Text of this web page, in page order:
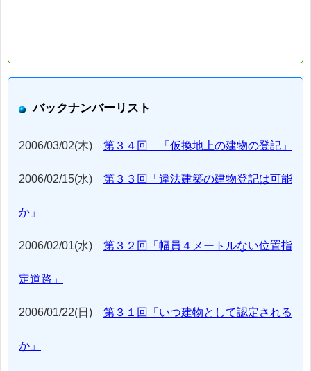
バックナンバーリスト
2006/03/02(木) 第３４回 「仮換地上の建物の登記」
2006/02/15(水) 第３３回「違法建築の建物登記は可能
か」
2006/02/01(水) 第３２回「幅員４メートルない位置指
定道路」
2006/01/22(日) 第３１回「いつ建物として認定される
か」